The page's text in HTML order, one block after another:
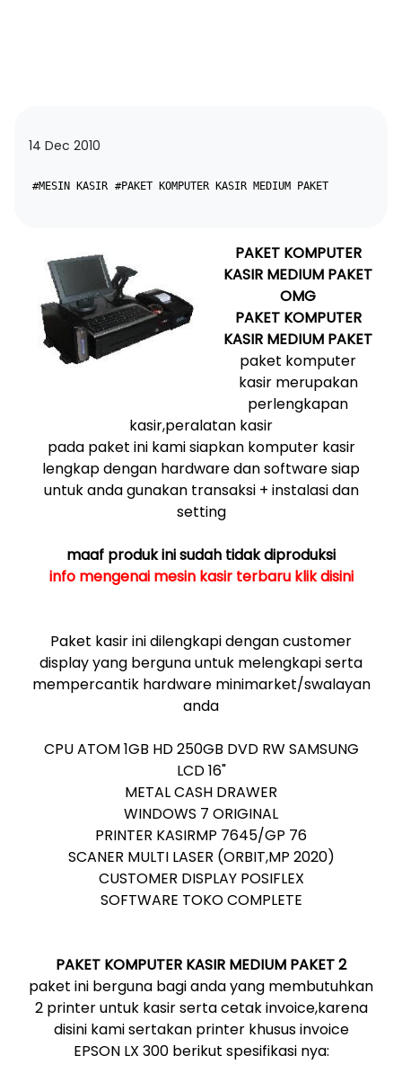
14 Dec 2010
#MESIN KASIR #PAKET KOMPUTER KASIR MEDIUM PAKET
PAKET KOMPUTER
KASIR MEDIUM PAKET
OMG
PAKET KOMPUTER
KASIR MEDIUM PAKET
paket komputer
kasir merupakan
perlengkapan
kasir,peralatan kasir
pada paket ini kami siapkan komputer kasir
lengkap dengan hardware dan software siap
untuk anda gunakan transaksi + instalasi dan
setting
maaf produk ini sudah tidak diproduksi
info mengenai mesin kasir terbaru klik disini
Paket kasir ini dilengkapi dengan customer
display yang berguna untuk melengkapi serta
mempercantik hardware minimarket/swalayan
anda
CPU ATOM 1GB HD 250GB DVD RW SAMSUNG
LCD 16"
METAL CASH DRAWER
WINDOWS 7 ORIGINAL
PRINTER KASIRMP 7645/GP 76
SCANER MULTI LASER (ORBIT,MP 2020)
CUSTOMER DISPLAY POSIFLEX
SOFTWARE TOKO COMPLETE
PAKET KOMPUTER KASIR MEDIUM PAKET 2
paket ini berguna bagi anda yang membutuhkan
2 printer untuk kasir serta cetak invoice,karena
disini kami sertakan printer khusus invoice
EPSON LX 300 berikut spesifikasi nya: